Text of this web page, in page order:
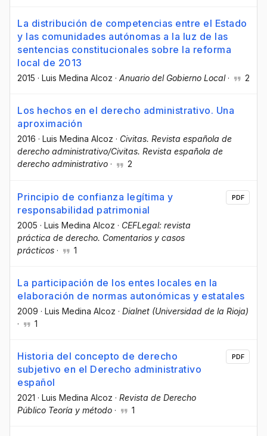
La distribución de competencias entre el Estado
y las comunidades autónomas a la luz de las
sentencias constitucionales sobre la reforma
local de 2013
2015 · Luis Medina Alcoz · Anuario del Gobierno Local· 2
Los hechos en el derecho administrativo. Una
aproximación
2016 · Luis Medina Alcoz · Civitas. Revista española de
derecho administrativo/Civitas. Revista española de
derecho administrativo · 2
Principio de confianza legítima y
responsabilidad patrimonial
2005 · Luis Medina Alcoz · CEFLegal: revista
práctica de derecho. Comentarios y casos
prácticos · 1
PDF
La participación de los entes locales en la
elaboración de normas autonómicas y estatales
2009 · Luis Medina Alcoz · Dialnet (Universidad de la Rioja)
·
1
Historia del concepto de derecho
subjetivo en el Derecho administrativo
español
2021 · Luis Medina Alcoz · Revista de Derecho
Público Teoría y método · 1
PDF